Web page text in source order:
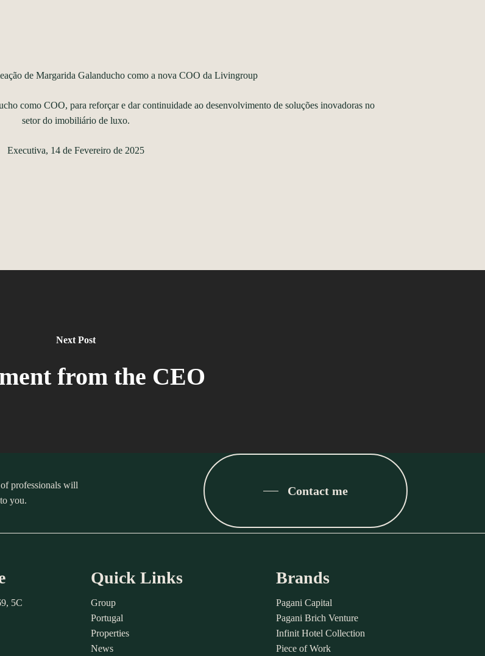
de Margarida Galanduchocomo a nova COO da Livingroup
como COO, para reforçar e dar continuidade ao desenvolvimento de soluções inovadoras no
setor do imobiliário de luxo.
Executiva, 14 de Fevereiro de 2025
Next Post
from the CEO
professionals will
you.
Contact me
5C
Quick Links
Group
Portugal
Properties
News
Brands
Pagani Capital
Pagani Brich Venture
Infinit Hotel Collection
Piece of Work